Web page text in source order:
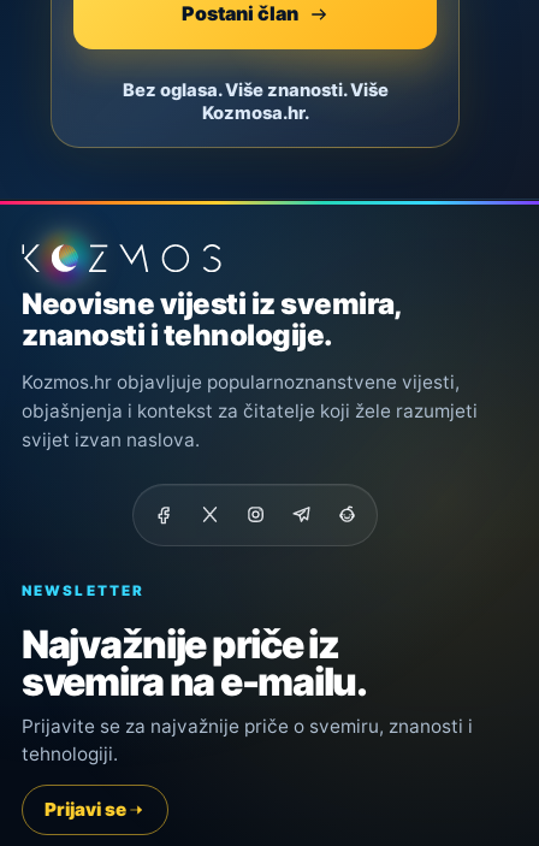
Postani član
Bez oglasa. Više znanosti. Više
Kozmosa.hr.
Podnožje stranice
Neovisne vijesti iz svemira,
znanosti i tehnologije.
Kozmos.hr objavljuje popularnoznanstvene vijesti,
objašnjenja i kontekst za čitatelje koji žele razumjeti
svijet izvan naslova.
NEWSLETTER
Najvažnije priče iz
svemira na e-mailu.
Prijavite se za najvažnije priče o svemiru, znanosti i
tehnologiji.
Prijavi se